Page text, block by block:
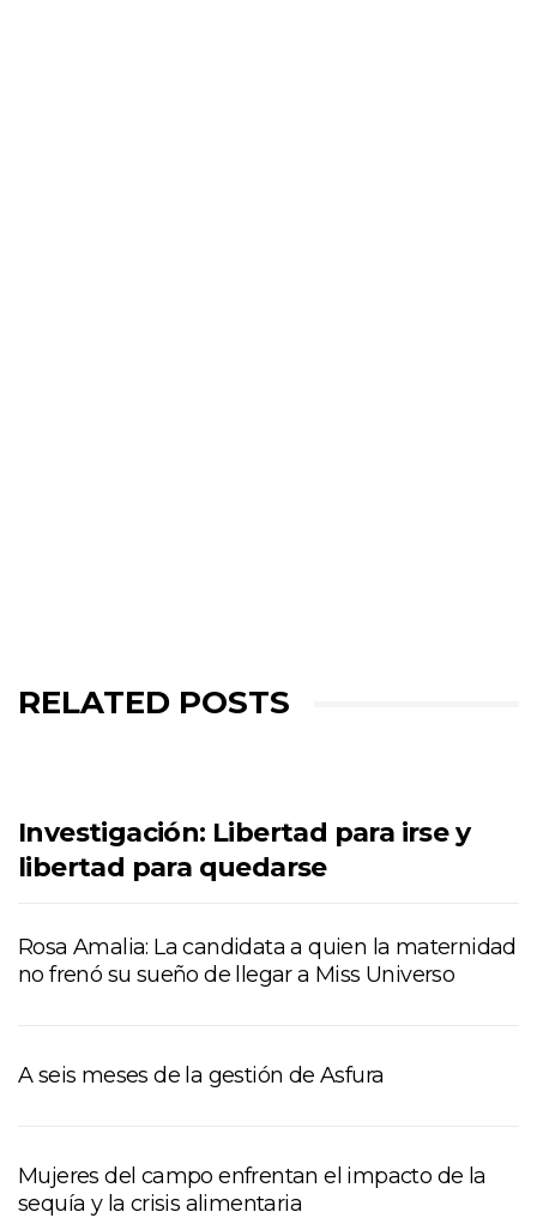
RELATED POSTS
Investigación: Libertad para irse y
libertad para quedarse
Rosa Amalia: La candidata a quien la maternidad
no frenó su sueño de llegar a Miss Universo
A seis meses de la gestión de Asfura
Mujeres del campo enfrentan el impacto de la
sequía y la crisis alimentaria